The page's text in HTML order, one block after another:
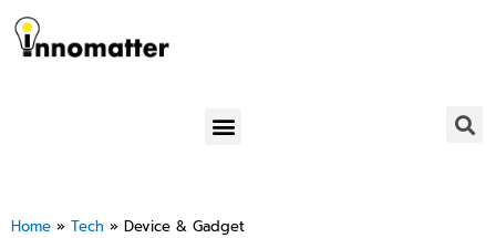
Skip
to
content
Menu
Home » Tech » Device & Gadget